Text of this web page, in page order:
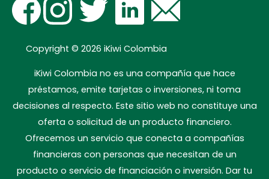
Copyright © 2026 iKiwi Colombia
iKiwi Colombia no es una compañía que hace
préstamos, emite tarjetas o inversiones, ni toma
decisiones al respecto. Este sitio web no constituye una
oferta o solicitud de un producto financiero.
Ofrecemos un servicio que conecta a compañías
financieras con personas que necesitan de un
producto o servicio de financiación o inversión. Dar tu